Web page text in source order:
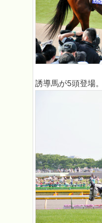
誘導馬が5頭登場